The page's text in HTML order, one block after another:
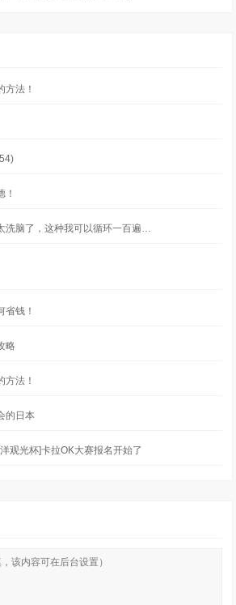
方法！
！
洗脑了，这种我可以循环一百遍…
省钱！
略
方法！
的日本
观光杯]卡拉OK大赛报名开始了